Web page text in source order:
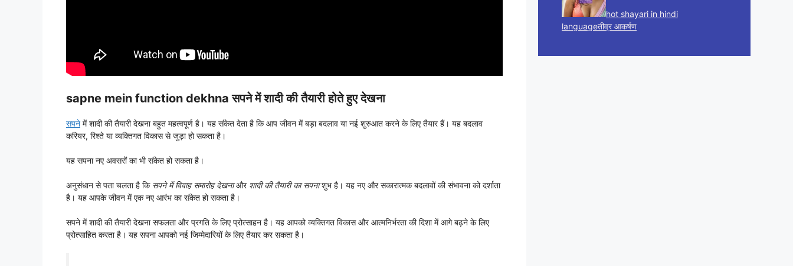
sapne mein function dekhna सपने में शादी की तैयारी होते हुए देखना
सपने में शादी की तैयारी देखना बहुत महत्वपूर्ण है। यह संकेत देता है कि आप जीवन में बड़ा बदलाव या नई शुरुआत करने के लिए तैयार हैं। यह बदलाव
करियर, रिश्ते या व्यक्तिगत विकास से जुड़ा हो सकता है।
यह सपना नए अवसरों का भी संकेत हो सकता है।
अनुसंधान से पता चलता है कि सपने में विवाह समारोह देखनाऔर शादी की तैयारी का सपनाशुभ है। यह नए और सकारात्मक बदलावों की संभावना को दर्शाता
है। यह आपके जीवन में एक नए आरंभ का संकेत हो सकता है।
सपने में शादी की तैयारी देखना सफलता और प्रगति के लिए प्रोत्साहन है। यह आपको व्यक्तिगत विकास और आत्मनिर्भरता की दिशा में आगे बढ़ने के लिए
प्रोत्साहित करता है। यह सपना आपको नई जिम्मेदारियों के लिए तैयार कर सकता है।
hot shayari in hindi
languageतीव्र आकर्षण